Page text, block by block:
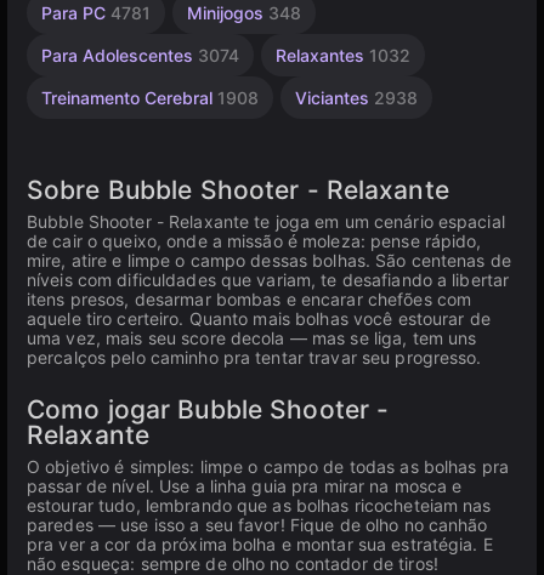
Para PC 4781 Minijogos 348
Para Adolescentes 3074 Relaxantes 1032
Treinamento Cerebral 1908 Viciantes 2938
Mentais
Colecionismo
Agilidade
Mesa e
5171
De 1
4146
Geometria
Russos
Simples
Infantis
Navegador
Unity
3174
Sobre Bubble Shooter - Relaxante
Bubble Shooter - Relaxante te joga em um cenário espacial
de cair o queixo, onde a missão é moleza: pense rápido,
mire, atire e limpe o campo dessas bolhas. São centenas de
níveis com dificuldades que variam, te desafiando a libertar
itens presos, desarmar bombas e encarar chefões com
aquele tiro certeiro. Quanto mais bolhas você estourar de
uma vez, mais seu score decola — mas se liga, tem uns
percalços pelo caminho pra tentar travar seu progresso.
Como jogar Bubble Shooter -
Relaxante
O objetivo é simples: limpe o campo de todas as bolhas pra
passar de nível. Use a linha guia pra mirar na mosca e
estourar tudo, lembrando que as bolhas ricocheteiam nas
paredes — use isso a seu favor! Fique de olho no canhão
pra ver a cor da próxima bolha e montar sua estratégia. E
não esqueça: sempre de olho no contador de tiros!